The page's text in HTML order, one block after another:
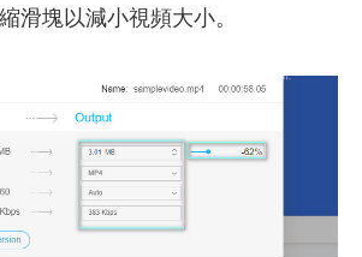
滑塊以減小視頻大小。